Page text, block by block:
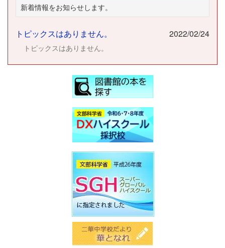
新着情報をお知らせします。
トピックスはありません。 2022/02/24
トピックスはありません。